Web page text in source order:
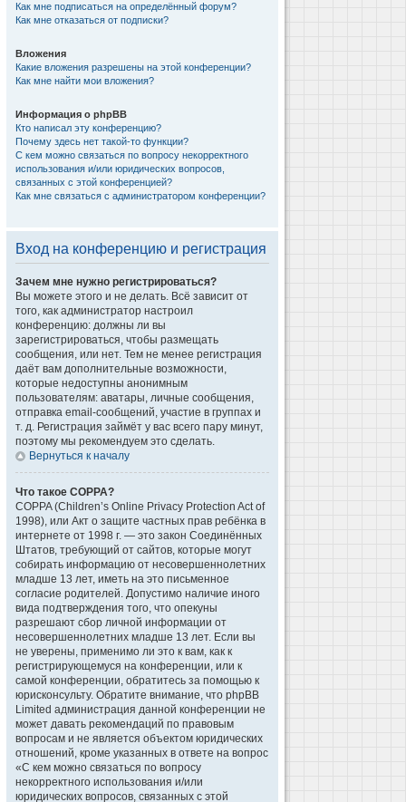
Как мне подписаться на определённый форум?
Как мне отказаться от подписки?
Вложения
Какие вложения разрешены на этой конференции?
Как мне найти мои вложения?
Информация о phpBB
Кто написал эту конференцию?
Почему здесь нет такой-то функции?
С кем можно связаться по вопросу некорректного
использования и/или юридических вопросов,
связанных с этой конференцией?
Как мне связаться с администратором конференции?
Вход на конференцию и регистрация
Зачем мне нужно регистрироваться?
Вы можете этого и не делать. Всё зависит от
того, как администратор настроил
конференцию: должны ли вы
зарегистрироваться, чтобы размещать
сообщения, или нет. Тем не менее регистрация
даёт вам дополнительные возможности,
которые недоступны анонимным
пользователям: аватары, личные сообщения,
отправка email-сообщений, участие в группах и
т. д. Регистрация займёт у вас всего пару минут,
поэтому мы рекомендуем это сделать.
Вернуться к началу
Что такое COPPA?
COPPA (Children’s Online Privacy Protection Act of
1998), или Акт о защите частных прав ребёнка в
интернете от 1998 г. — это закон Соединённых
Штатов, требующий от сайтов, которые могут
собирать информацию от несовершеннолетних
младше 13 лет, иметь на это письменное
согласие родителей. Допустимо наличие иного
вида подтверждения того, что опекуны
разрешают сбор личной информации от
несовершеннолетних младше 13 лет. Если вы
не уверены, применимо ли это к вам, как к
регистрирующемуся на конференции, или к
самой конференции, обратитесь за помощью к
юрисконсульту. Обратите внимание, что phpBB
Limited администрация данной конференции не
может давать рекомендаций по правовым
вопросам и не является объектом юридических
отношений, кроме указанных в ответе на вопрос
«С кем можно связаться по вопросу
некорректного использования и/или
юридических вопросов, связанных с этой